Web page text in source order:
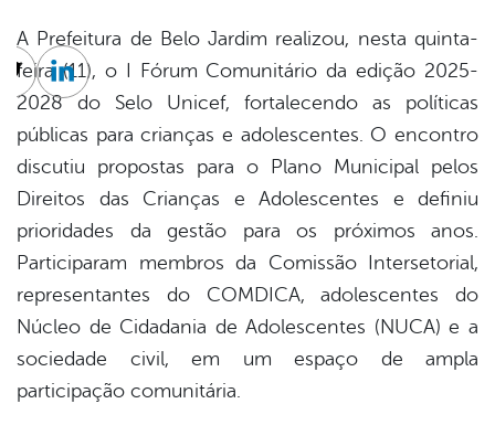
A Prefeitura de Belo Jardim realizou, nesta quinta-
feira (11), o I Fórum Comunitário da edição 2025-
2028 do Selo Unicef, fortalecendo as políticas
públicas para crianças e adolescentes. O encontro
discutiu propostas para o Plano Municipal pelos
Direitos das Crianças e Adolescentes e definiu
prioridades da gestão para os próximos anos.
Participaram membros da Comissão Intersetorial,
representantes do COMDICA, adolescentes do
Núcleo de Cidadania de Adolescentes (NUCA) e a
sociedade civil, em um espaço de ampla
participação comunitária.
TwitterLinkedin